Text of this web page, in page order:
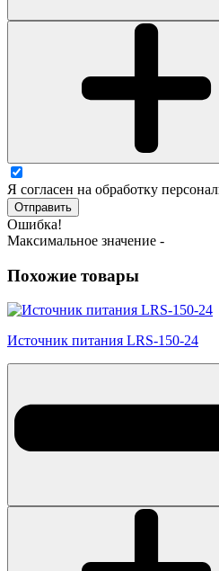
Я согласен на обработку
Отправить
Ошибка!
Максимальное значение -
Похожие товары
Источник питания LRS-150-24